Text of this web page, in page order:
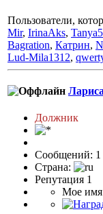
Пользователи,
Mir, IrinaAks,
Bagration, Катрин,
Lud-Mila1312,
Должник
Сообщений: 1
Страна:
Репутация 1
Мое